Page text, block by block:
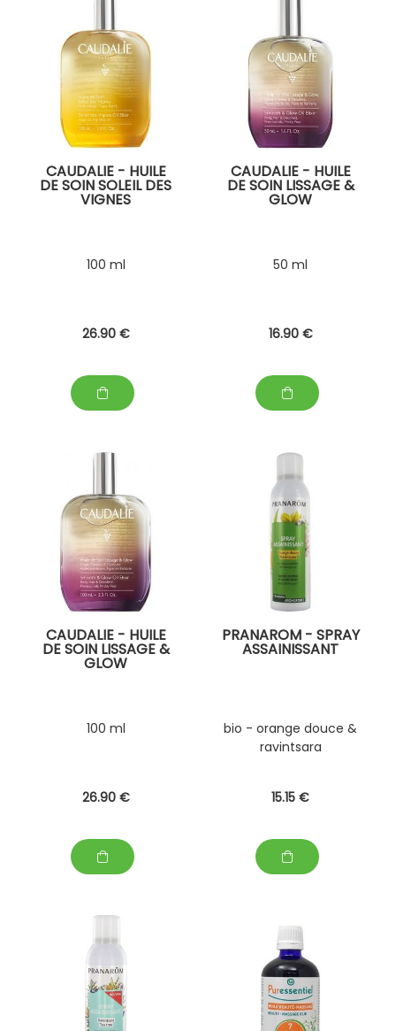
CAUDALIE - HUILE
DE SOIN SOLEIL DES
VIGNES
100 ml
26.90 €
CAUDALIE - HUILE
DE SOIN LISSAGE &
GLOW
50 ml
16.90 €
CAUDALIE - HUILE
DE SOIN LISSAGE &
GLOW
100 ml
26.90 €
PRANAROM - SPRAY
ASSAINISSANT
bio - orange douce &
ravintsara
15.15 €